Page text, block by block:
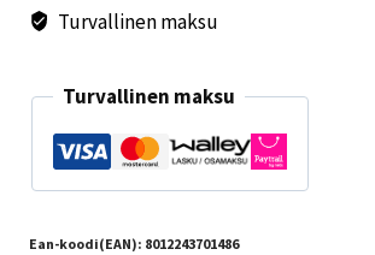
Turvallinen maksu
Turvallinen maksu
Ean-koodi(EAN): 8012243701486